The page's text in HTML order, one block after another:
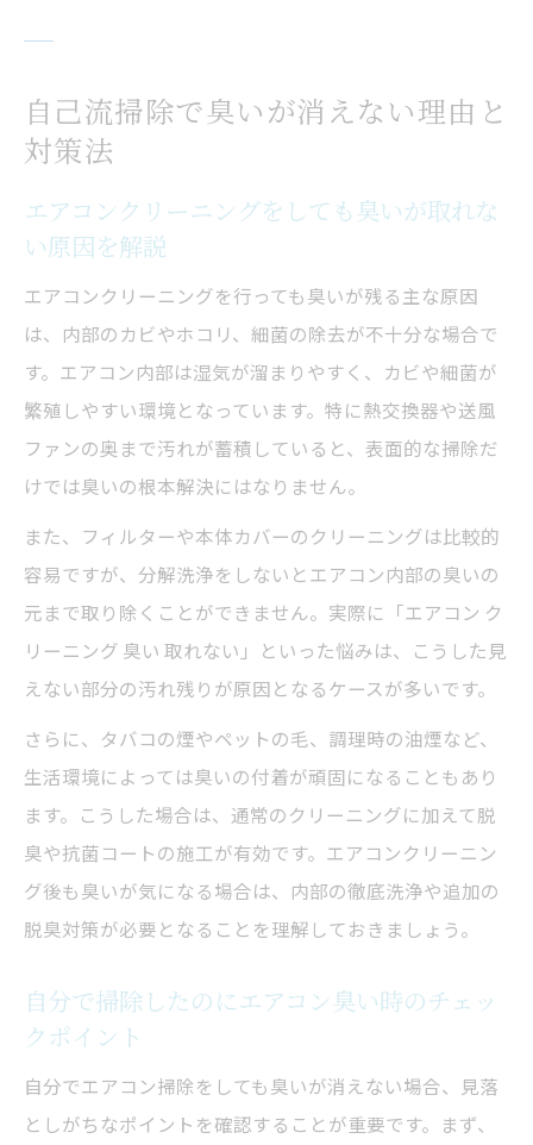
自己流掃除で臭いが消えない理由と
対策法
エアコンクリーニングをしても臭いが取れな
い原因を解説
エアコンクリーニングを行っても臭いが残る主な原因
は、内部のカビやホコリ、細菌の除去が不十分な場合で
す。エアコン内部は湿気が溜まりやすく、カビや細菌が
繁殖しやすい環境となっています。特に熱交換器や送風
ファンの奥まで汚れが蓄積していると、表面的な掃除だ
けでは臭いの根本解決にはなりません。
また、フィルターや本体カバーのクリーニングは比較的
容易ですが、分解洗浄をしないとエアコン内部の臭いの
元まで取り除くことができません。実際に「エアコン ク
リーニング 臭い 取れない」といった悩みは、こうした見
えない部分の汚れ残りが原因となるケースが多いです。
さらに、タバコの煙やペットの毛、調理時の油煙など、
生活環境によっては臭いの付着が頑固になることもあり
ます。こうした場合は、通常のクリーニングに加えて脱
臭や抗菌コートの施工が有効です。エアコンクリーニン
グ後も臭いが気になる場合は、内部の徹底洗浄や追加の
脱臭対策が必要となることを理解しておきましょう。
自分で掃除したのにエアコン臭い時のチェッ
クポイント
自分でエアコン掃除をしても臭いが消えない場合、見落
としがちなポイントを確認することが重要です。まず、